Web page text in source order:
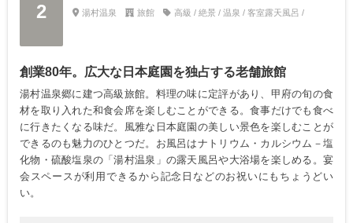
2 湯村温泉 旅館 高級 / 絶景 / 温泉 / 客室露天風呂 /
創業80年。広大な日本庭園を独占する老舗旅館
湯村温泉郷に建つ高級旅館。料理の味に定評があり、甲府の旬の食
材を取り入れた和食会席を楽しむことができる。食事だけでも食べ
に行きたくなる味だ。風雅な日本庭園の美しい景色を楽しむことが
できるのも魅力のひとつだ。お風呂はナトリウム・カルシウム－塩
化物・硫酸塩泉の「湯村温泉」の露天風呂や大浴場を楽しめる。宴
会スペースが利用できるから記念日などのお祝いにもちょうどい
い。